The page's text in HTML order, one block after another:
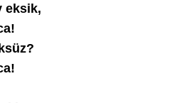
eksik,